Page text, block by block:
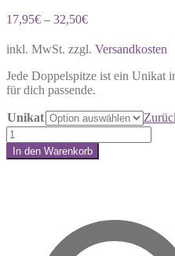
17,95€ – 32,50€
inkl. MwSt. zzgl. Versandkosten
Jede Doppelspitze ist ein Unikat
für dich passende.
Unikat
Baumachat
Doppelspitze
–
In den Warenkorb